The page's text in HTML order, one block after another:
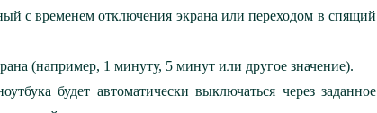
с временем отключения экрана или переходом в спящий
(например, 1 минуту, 5 минут или другое значение).
будет автоматически выключаться через заданное